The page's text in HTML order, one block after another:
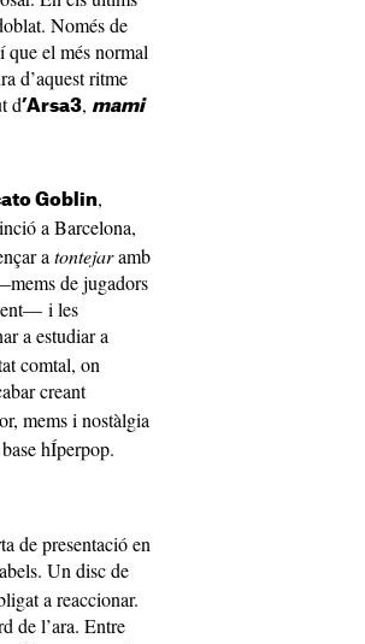
Només de
el més normal
d’aquest ritme
d’Arsa3, mami
Goblin,
a Barcelona,
a tontejaramb
de jugadors
i les
a estudiar a
comtal, on
creant
mems i nostàlgia
hÍperpop.
de presentació en
Un disc de
a reaccionar.
de l’ara. Entre